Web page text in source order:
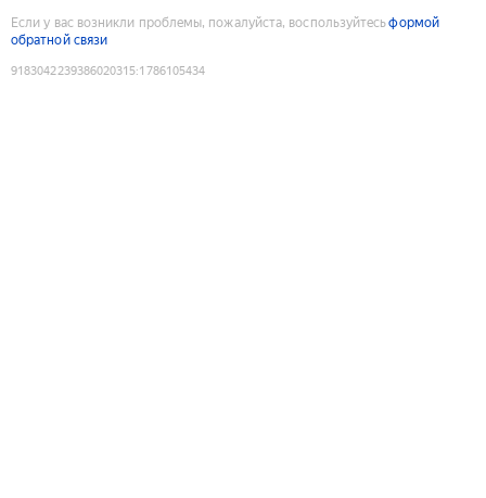
Если у вас возникли проблемы, пожалуйста, воспользуйтесьформой
обратной связи
9183042239386020315:1786105434